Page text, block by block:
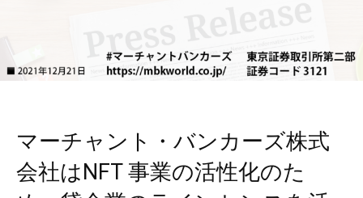
マーチャント・バンカーズ株式
会社はNFT 事業の活性化のた